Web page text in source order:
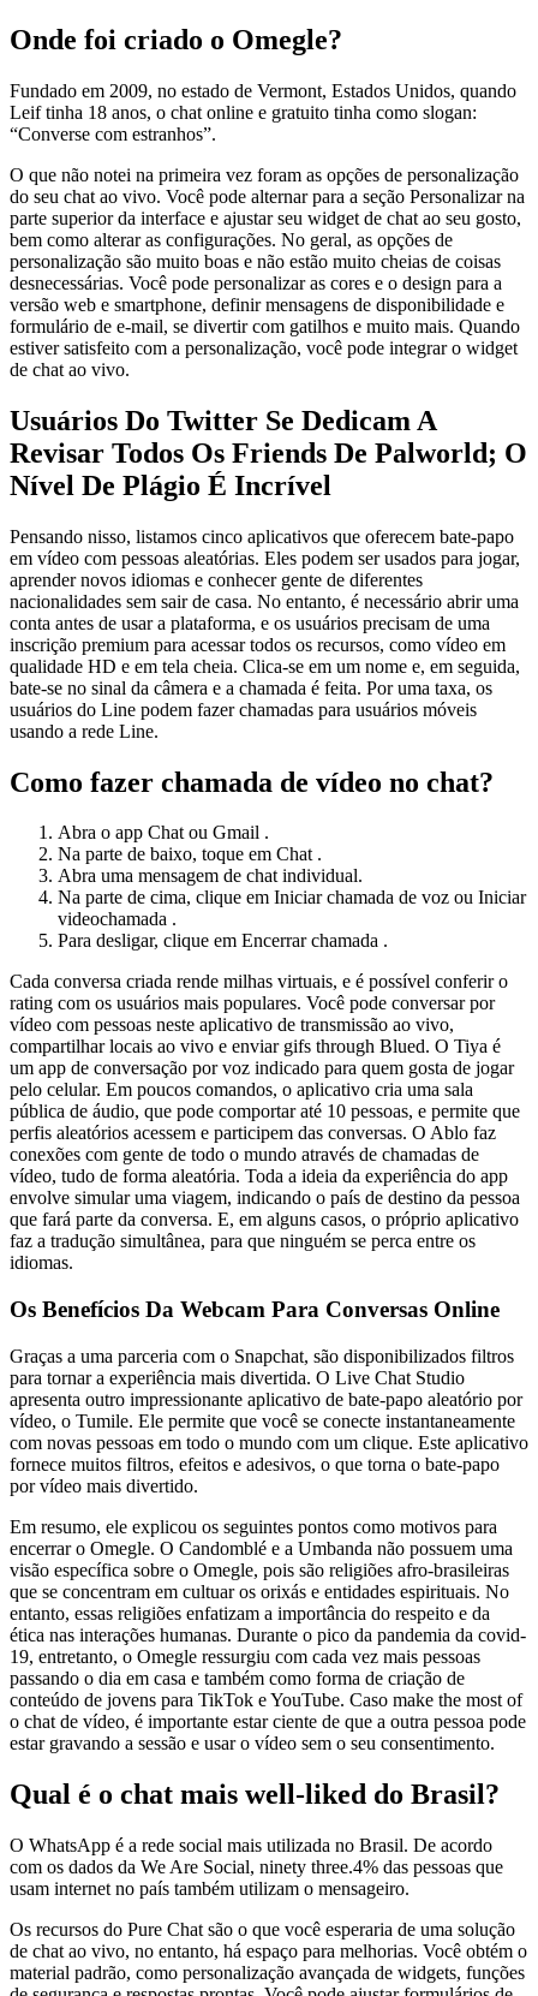
Onde foi criado o Omegle?
Fundado em 2009, no estado de Vermont, Estados Unidos, quando
Leif tinha 18 anos, o chat online e gratuito tinha como slogan:
“Converse com estranhos”.
O que não notei na primeira vez foram as opções de personalização
do seu chat ao vivo. Você pode alternar para a seção Personalizar na
parte superior da interface e ajustar seu widget de chat ao seu gosto,
bem como alterar as configurações. No geral, as opções de
personalização são muito boas e não estão muito cheias de coisas
desnecessárias. Você pode personalizar as cores e o design para a
versão web e smartphone, definir mensagens de disponibilidade e
formulário de e-mail, se divertir com gatilhos e muito mais. Quando
estiver satisfeito com a personalização, você pode integrar o widget
de chat ao vivo.
Usuários Do Twitter Se Dedicam A
Revisar Todos Os Friends De Palworld; O
Nível De Plágio É Incrível
Pensando nisso, listamos cinco aplicativos que oferecem bate-papo
em vídeo com pessoas aleatórias. Eles podem ser usados para jogar,
aprender novos idiomas e conhecer gente de diferentes
nacionalidades sem sair de casa. No entanto, é necessário abrir uma
conta antes de usar a plataforma, e os usuários precisam de uma
inscrição premium para acessar todos os recursos, como vídeo em
qualidade HD e em tela cheia. Clica-se em um nome e, em seguida,
bate-se no sinal da câmera e a chamada é feita. Por uma taxa, os
usuários do Line podem fazer chamadas para usuários móveis
usando a rede Line.
Como fazer chamada de vídeo no chat?
Abra o app Chat ou Gmail .
Na parte de baixo, toque em Chat .
Abra uma mensagem de chat individual.
Na parte de cima, clique em Iniciar chamada de voz ou Iniciar
videochamada .
Para desligar, clique em Encerrar chamada .
Cada conversa criada rende milhas virtuais, e é possível conferir o
rating com os usuários mais populares. Você pode conversar por
vídeo com pessoas neste aplicativo de transmissão ao vivo,
compartilhar locais ao vivo e enviar gifs through Blued. O Tiya é
um app de conversação por voz indicado para quem gosta de jogar
pelo celular. Em poucos comandos, o aplicativo cria uma sala
pública de áudio, que pode comportar até 10 pessoas, e permite que
perfis aleatórios acessem e participem das conversas. O Ablo faz
conexões com gente de todo o mundo através de chamadas de
vídeo, tudo de forma aleatória. Toda a ideia da experiência do app
envolve simular uma viagem, indicando o país de destino da pessoa
que fará parte da conversa. E, em alguns casos, o próprio aplicativo
faz a tradução simultânea, para que ninguém se perca entre os
idiomas.
Os Benefícios Da Webcam Para Conversas Online
Graças a uma parceria com o Snapchat, são disponibilizados filtros
para tornar a experiência mais divertida. O Live Chat Studio
apresenta outro impressionante aplicativo de bate-papo aleatório por
vídeo, o Tumile. Ele permite que você se conecte instantaneamente
com novas pessoas em todo o mundo com um clique. Este aplicativo
fornece muitos filtros, efeitos e adesivos, o que torna o bate-papo
por vídeo mais divertido.
Em resumo, ele explicou os seguintes pontos como motivos para
encerrar o Omegle. O Candomblé e a Umbanda não possuem uma
visão específica sobre o Omegle, pois são religiões afro-brasileiras
que se concentram em cultuar os orixás e entidades espirituais. No
entanto, essas religiões enfatizam a importância do respeito e da
ética nas interações humanas. Durante o pico da pandemia da covid-
19, entretanto, o Omegle ressurgiu com cada vez mais pessoas
passando o dia em casa e também como forma de criação de
conteúdo de jovens para TikTok e YouTube. Caso make the most of
o chat de vídeo, é importante estar ciente de que a outra pessoa pode
estar gravando a sessão e usar o vídeo sem o seu consentimento.
Qual é o chat mais well-liked do Brasil?
O WhatsApp é a rede social mais utilizada no Brasil. De acordo
com os dados da We Are Social, ninety three.4% das pessoas que
usam internet no país também utilizam o mensageiro.
Os recursos do Pure Chat são o que você esperaria de uma solução
de chat ao vivo, no entanto, há espaço para melhorias. Você obtém o
material padrão, como personalização avançada de widgets, funções